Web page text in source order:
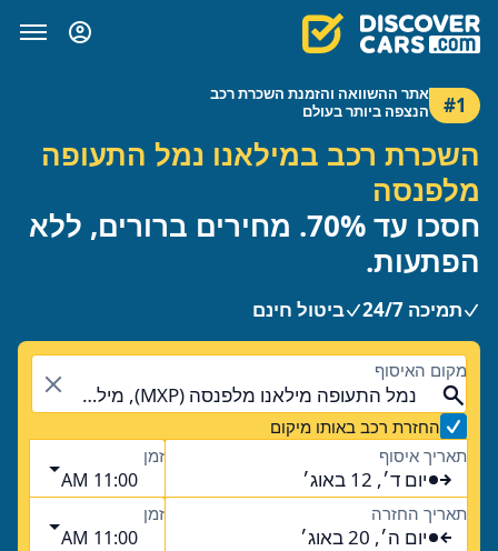
#1
אתר ההשוואה והזמנת השכרת רכב
הנצפה ביותר בעולם
השכרת רכב במילאנו נמל התעופה
מלפנסה
חסכו עד 70%. מחירים ברורים, ללא
הפתעות.
תמיכה 24/7 ביטול חינם
מקום האיסוף
נמל התעופה מילאנו מלפנסה (MXP), מילאנו, איטליה - היבשת
החזרת רכב באותו מיקום
תאריך איסוף
יום ד׳, 12 באוג׳
זמן
11:00 AM
תאריך החזרה
יום ה׳, 20 באוג׳
זמן
11:00 AM